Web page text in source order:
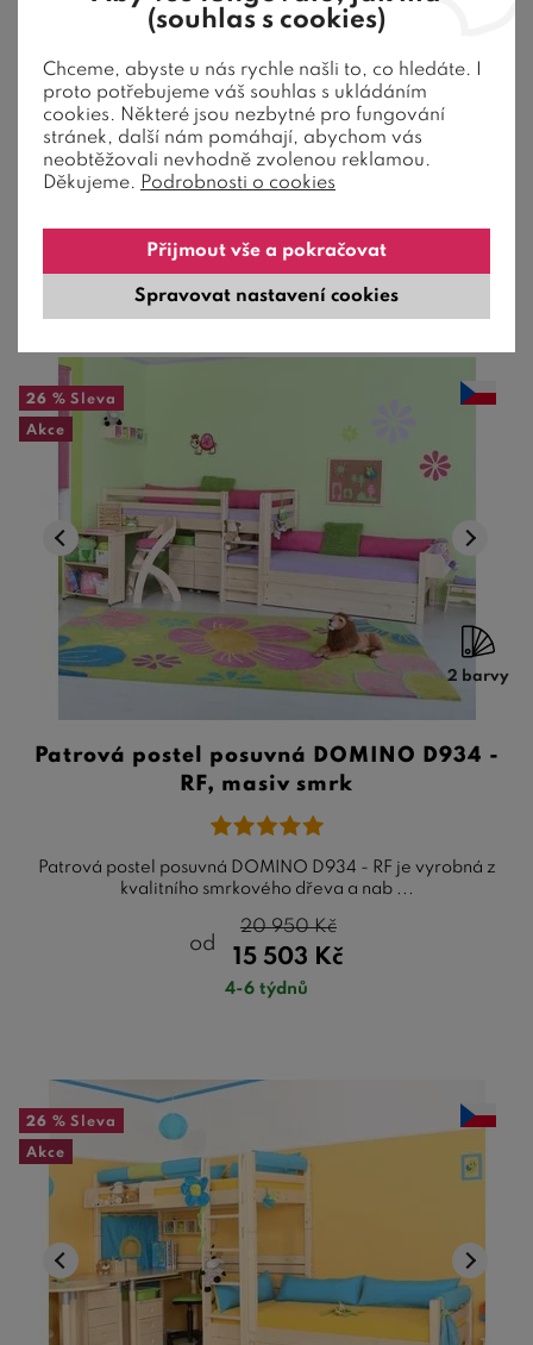
Palanda pro dvě děti - posuvná DOMINO
D910, masiv smrk
Palanda pro dvě děti - posuvná DOMINO D910 - díky
možnosti posunutí lůžek můžete pod ...
20 683Kč
4-6 týdnů
26 % Sleva
Akce
2 barvy
Patrová postel posuvná DOMINO D934 -
RF, masiv smrk
Patrová postel posuvná DOMINO D934 - RF je vyrobná z
kvalitního smrkového dřeva a nab ...
od
15 503 Kč
20 950Kč
4-6 týdnů
26 % Sleva
Akce
(souhlas s cookies)
Chceme, abyste u nás rychle našli to, co hledáte. I
proto potřebujeme váš souhlas s ukládáním
cookies. Některé jsou nezbytné pro fungování
stránek, další nám pomáhají, abychom vás
neobtěžovali nevhodně zvolenou reklamou.
Děkujeme. Podrobnosti o cookies
Spravovat nastavení cookies
Přijmout vše a pokračovat